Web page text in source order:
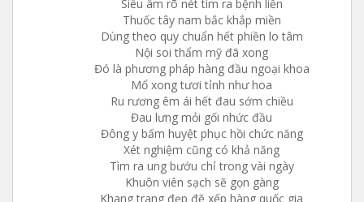
Siêu âm rõ nét tìm ra bệnh liền
Thuốc tây nam bắc khắp miền
Dùng theo quy chuẩn hết phiền lo tâm
Nội soi thẩm mỹ đã xong
Đó là phương pháp hàng đầu ngoại khoa
Mổ xong tươi tỉnh như hoa
Ru rương êm ái hết đau sớm chiều
Đau lưng mỏi gối nhức đầu
Đông y bấm huyệt phục hồi chức năng
Xét nghiệm cũng có khả năng
Tìm ra ung bướu chỉ trong vài ngày
Khuôn viên sạch sẽ gọn gàng
Khang trang đẹp đẽ xếp hàng quốc gia